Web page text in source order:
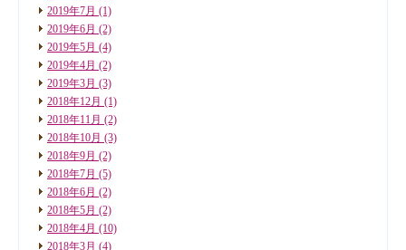
2019年7月 (1)
2019年6月 (2)
2019年5月 (4)
2019年4月 (2)
2019年3月 (3)
2018年12月 (1)
2018年11月 (2)
2018年10月 (3)
2018年9月 (2)
2018年7月 (5)
2018年6月 (2)
2018年5月 (2)
2018年4月 (10)
2018年3月 (4)